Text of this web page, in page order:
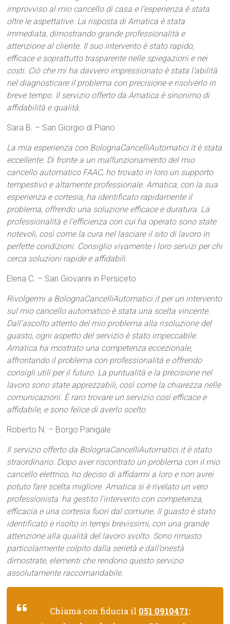
improvviso al mio cancello di casa e l’esperienza è stata
oltre le aspettative. La risposta di Amatica è stata
immediata, dimostrando grande professionalità e
attenzione al cliente. Il suo intervento è stato rapido,
efficace e soprattutto trasparente nelle spiegazioni e nei
costi. Ciò che mi ha davvero impressionato è stata l’abilità
nel diagnosticare il problema con precisione e risolverlo in
breve tempo. Il servizio offerto da Amatica è sinonimo di
affidabilità e qualità.
Sara B. – San Giorgio di Piano
La mia esperienza con BolognaCancelliAutomatici.it è stata
eccellente. Di fronte a un malfunzionamento del mio
cancello automatico FAAC, ho trovato in loro un supporto
tempestivo e altamente professionale. Amatica, con la sua
esperienza e cortesia, ha identificato rapidamente il
problema, offrendo una soluzione efficace e duratura. La
professionalità e l’efficienza con cui ha operato sono state
notevoli, così come la cura nel lasciare il sito di lavoro in
perfette condizioni. Consiglio vivamente i loro servizi per chi
cerca soluzioni rapide e affidabili.
Elena C. – San Giovanni in Persiceto
Rivolgermi a BolognaCancelliAutomatici.it per un intervento
sul mio cancello automatico è stata una scelta vincente.
Dall’ascolto attento del mio problema alla risoluzione del
guasto, ogni aspetto del servizio è stato impeccabile.
Amatica ha mostrato una competenza eccezionale,
affrontando il problema con professionalità e offrendo
consigli utili per il futuro. La puntualità e la precisione nel
lavoro sono state apprezzabili, così come la chiarezza nelle
comunicazioni. È raro trovare un servizio così efficace e
affidabile, e sono felice di averlo scelto.
Roberto N. – Borgo Panigale
Il servizio offerto da BolognaCancelliAutomatici.it è stato
straordinario. Dopo aver riscontrato un problema con il mio
cancello elettrico, ho deciso di affidarmi a loro e non avrei
potuto fare scelta migliore. Amatica si è rivelato un vero
professionista: ha gestito l’intervento con competenza,
efficacia e una cortesia fuori dal comune. Il guasto è stato
identificato e risolto in tempi brevissimi, con una grande
attenzione alla qualità del lavoro svolto. Sono rimasto
particolarmente colpito dalla serietà e dall’onestà
dimostrate, elementi che rendono questo servizio
assolutamente raccomandabile.
Chiama con fiducia il 051 0910471: